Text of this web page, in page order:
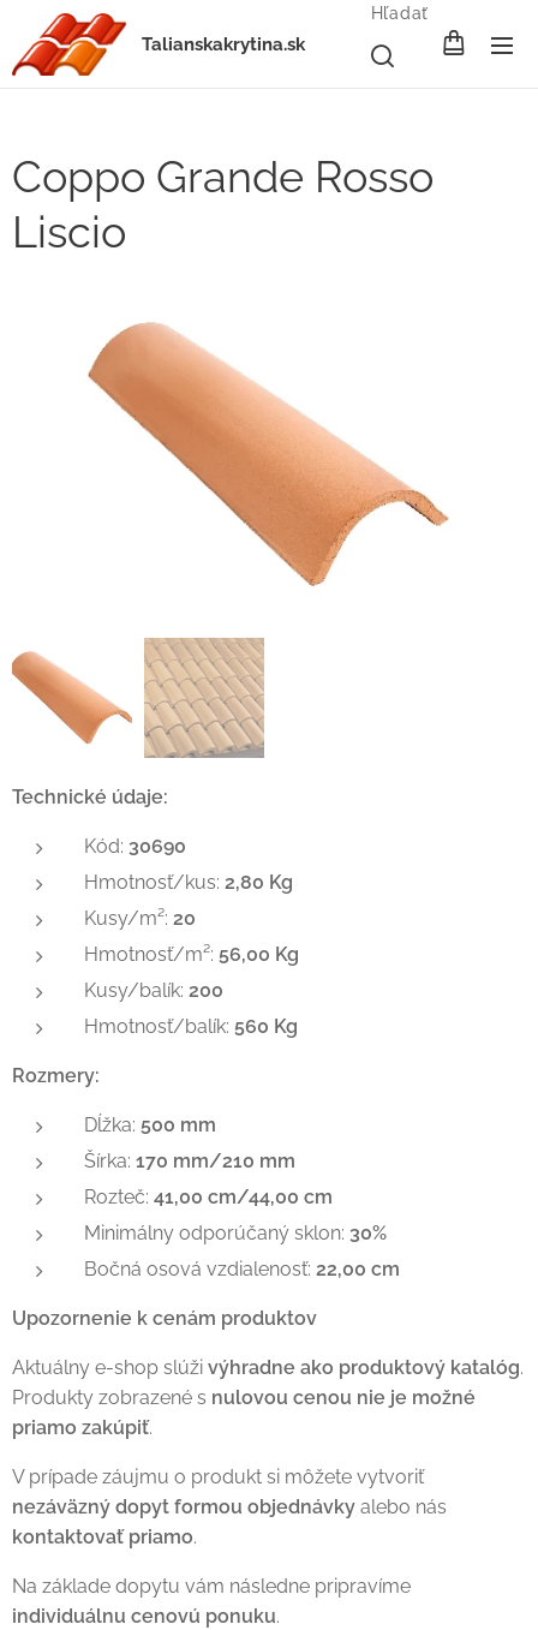
Talianskakrytina.sk
Hľadať
Coppo Grande Rosso
Liscio
Technické údaje:
Kód: 30690
Hmotnosť/kus: 2,80 Kg
Kusy/m²: 20
Hmotnosť/m²: 56,00 Kg
Kusy/balík: 200
Hmotnosť/balík: 560 Kg
Rozmery:
Dĺžka: 500 mm
Šírka: 170 mm/210 mm
Rozteč: 41,00 cm/44,00 cm
Minimálny odporúčaný sklon: 30%
Bočná osová vzdialenosť: 22,00 cm
Upozornenie k cenám produktov
Aktuálny e-shop slúži výhradne ako produktový katalóg.
Produkty zobrazené s nulovou cenou nie je možné
priamo zakúpiť.
V prípade záujmu o produkt si môžete vytvoriť
nezáväzný dopyt formou objednávky alebo nás
kontaktovať priamo.
Na základe dopytu vám následne pripravíme
individuálnu cenovú ponuku.